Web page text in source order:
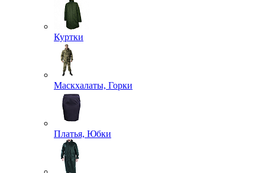
Куртки
Маскхалаты, Горки
Платья, Юбки